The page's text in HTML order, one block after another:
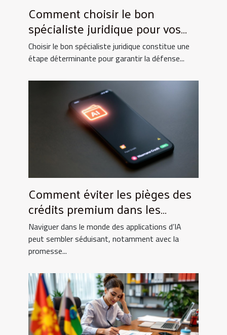
Comment choisir le bon
spécialiste juridique pour vos
besoins ?
Choisir le bon spécialiste juridique constitue une
étape déterminante pour garantir la défense...
Comment éviter les pièges des
crédits premium dans les
applications d'IA
Naviguer dans le monde des applications d’IA
peut sembler séduisant, notamment avec la
promesse...